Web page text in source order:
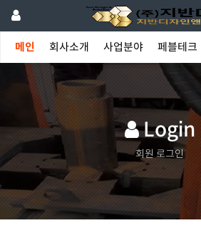
메인 회사소개 사업분야 페블테크
Login
회원 로그인